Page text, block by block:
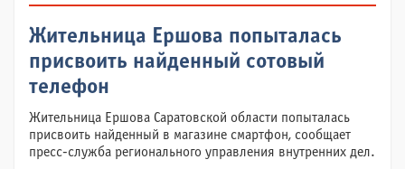
Жительница Ершова попыталась
присвоить найденный сотовый
телефон
Жительница Ершова Саратовской области попыталась
присвоить найденный в магазине смартфон, сообщает
пресс-служба регионального управления внутренних дел.